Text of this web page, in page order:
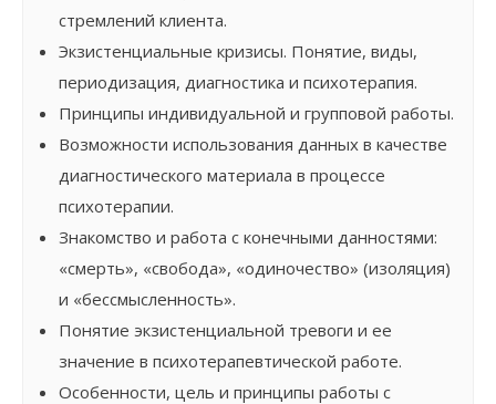
стремлений клиента.
Экзистенциальные кризисы. Понятие, виды,
периодизация, диагностика и психотерапия.
Принципы индивидуальной и групповой работы.
Возможности использования данных в качестве
диагностического материала в процессе
психотерапии.
Знакомство и работа с конечными данностями:
«смерть», «свобода», «одиночество» (изоляция)
и «бессмысленность».
Понятие экзистенциальной тревоги и ее
значение в психотерапевтической работе.
Особенности, цель и принципы работы с